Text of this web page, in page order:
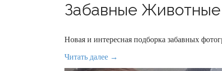
Забавные Животные
Новая и интересная подборка забавных
Читать далее →